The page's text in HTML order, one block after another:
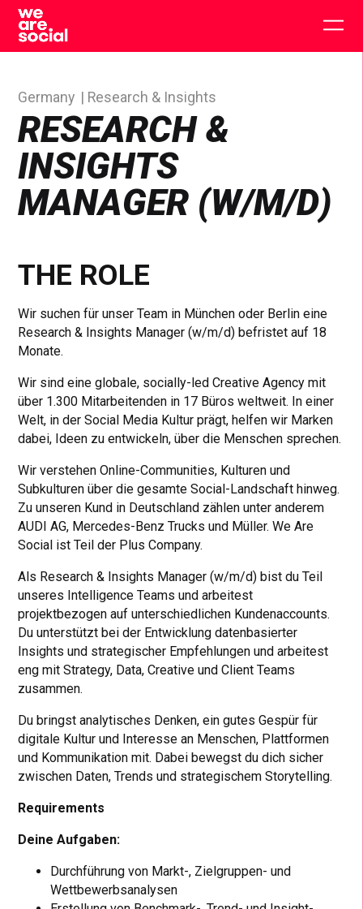
Skip
content
RESEARCH &
INSIGHTS
MANAGER (W/M/D)
Germany Research & Insights
THE ROLE
Wir suchen für unser Team in München oder Berlin eine
Research & Insights Manager (w/m/d) befristet auf 18
Monate.
Wir sind eine globale, socially-led Creative Agency mit
über 1.300 Mitarbeitenden in 17 Büros weltweit. In einer
Welt, in der Social Media Kultur prägt, helfen wir Marken
dabei, Ideen zu entwickeln, über die Menschen sprechen.
Wir verstehen Online-Communities, Kulturen und
Subkulturen über die gesamte Social-Landschaft hinweg.
Zu unseren Kund in Deutschland zählen unter anderem
AUDI AG, Mercedes-Benz Trucks und Müller. We Are
Social ist Teil der Plus Company.
Als Research & Insights Manager (w/m/d) bist du Teil
unseres Intelligence Teams und arbeitest
projektbezogen auf unterschiedlichen Kundenaccounts.
Du unterstützt bei der Entwicklung datenbasierter
Insights und strategischer Empfehlungen und arbeitest
eng mit Strategy, Data, Creative und Client Teams
zusammen.
Du bringst analytisches Denken, ein gutes Gespür für
digitale Kultur und Interesse an Menschen, Plattformen
und Kommunikation mit. Dabei bewegst du dich sicher
zwischen Daten, Trends und strategischem Storytelling.
Requirements
Deine Aufgaben:
Durchführung von Markt-, Zielgruppen- und
Wettbewerbsanalysen